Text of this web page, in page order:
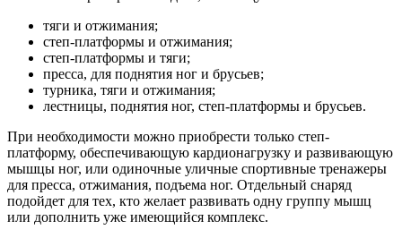
тяги и отжимания;
степ-платформы и отжимания;
степ-платформы и тяги;
пресса, для поднятия ног и брусьев;
турника, тяги и отжимания;
лестницы, поднятия ног, степ-платформы и брусьев.
При необходимости можно приобрести только степ-
платформу, обеспечивающую кардионагрузку и развивающую
мышцы ног, или одиночные уличные спортивные тренажеры
для пресса, отжимания, подъема ног. Отдельный снаряд
подойдет для тех, кто желает развивать одну группу мышц
или дополнить уже имеющийся комплекс.